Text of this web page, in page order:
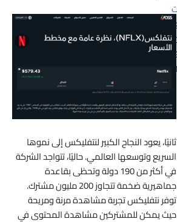
ثانيًا، يعود النجاح الكبير لنتفليكس إلى نموها
السريع وتوسعها العالمي. حاليًا، تتواجد الشركة
في أكثر من 190 دولة وتحظى بقاعدة
جماهيرية ضخمة تتجاوز 200 مليون مشترك.
توفر نتفليكس تجربة مشاهدة مرنة ومريحة
حيث يمكن للمشتركين مشاهدة المحتوى في